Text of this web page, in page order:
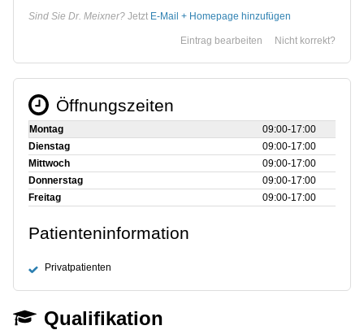
Sind Sie Dr. Meixner? Jetzt E-Mail + Homepage hinzufügen
Nicht korrekt?
Eintrag bearbeiten
Öffnungszeiten
Montag
09:00‑17:00
Dienstag
09:00‑17:00
Mittwoch
09:00‑17:00
Donnerstag
09:00‑17:00
Freitag
09:00‑17:00
Patienteninformation
Privatpatienten
Qualifikation